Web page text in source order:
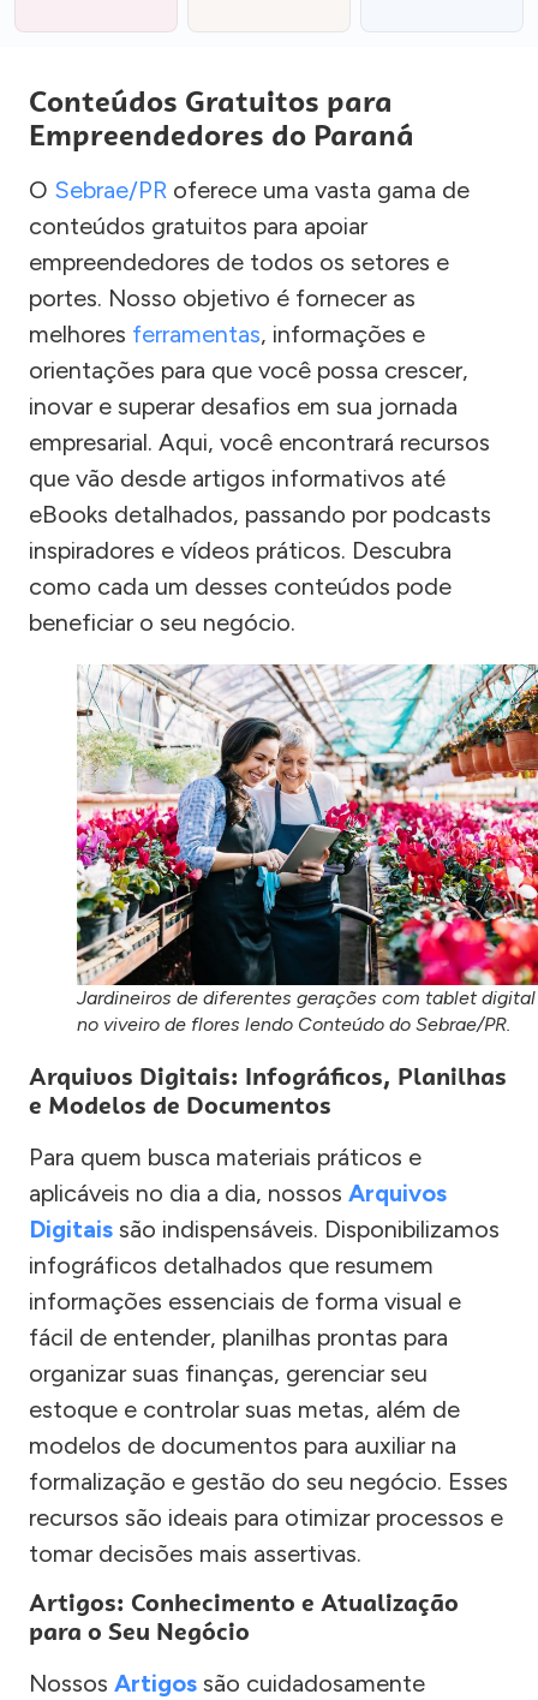
Conteúdos Gratuitos para
Empreendedores do Paraná
O Sebrae/PR oferece uma vasta gama de
conteúdos gratuitos para apoiar
empreendedores de todos os setores e
portes. Nosso objetivo é fornecer as
melhores ferramentas, informações e
orientações para que você possa crescer,
inovar e superar desafios em sua jornada
empresarial. Aqui, você encontrará recursos
que vão desde artigos informativos até
eBooks detalhados, passando por podcasts
inspiradores e vídeos práticos. Descubra
como cada um desses conteúdos pode
beneficiar o seu negócio.
Jardineiros de diferentes gerações com tablet digital
no viveiro de flores lendo Conteúdo do Sebrae/PR.
Arquivos Digitais: Infográficos, Planilhas
e Modelos de Documentos
Para quem busca materiais práticos e
aplicáveis no dia a dia, nossos Arquivos
Digitais são indispensáveis. Disponibilizamos
infográficos detalhados que resumem
informações essenciais de forma visual e
fácil de entender, planilhas prontas para
organizar suas finanças, gerenciar seu
estoque e controlar suas metas, além de
modelos de documentos para auxiliar na
formalização e gestão do seu negócio. Esses
recursos são ideais para otimizar processos e
tomar decisões mais assertivas.
Artigos: Conhecimento e Atualização
para o Seu Negócio
Nossos Artigos são cuidadosamente